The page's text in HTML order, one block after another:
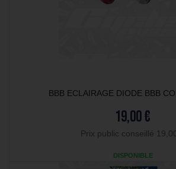
BBB ECLAIRAGE DIODE BBB
19,00 €
Prix public conseillé
DISPONIBLE